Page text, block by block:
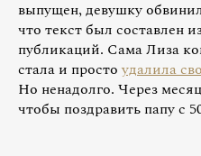
выпущен, девушку
что текст был составлен
публикаций. Сама Лиза
стала и простоудалила
Но ненадолго. Через
чтобы поздравить папу с